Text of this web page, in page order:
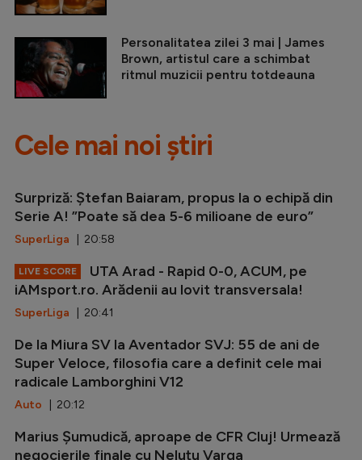
Personalitatea zilei 3 mai | James
Brown, artistul care a schimbat
ritmul muzicii pentru totdeauna
Cele mai noi știri
Surpriză: Ștefan Baiaram, propus la o echipă din
Serie A! ”Poate să dea 5-6 milioane de euro”
SuperLiga | 20:58
LIVE SCORE
UTA Arad - Rapid 0-0, ACUM, pe
iAMsport.ro. Arădenii au lovit transversala!
SuperLiga | 20:41
De la Miura SV la Aventador SVJ: 55 de ani de
Super Veloce, filosofia care a definit cele mai
radicale Lamborghini V12
Auto | 20:12
Marius Șumudică, aproape de CFR Cluj! Urmează
negocierile finale cu Neluțu Varga